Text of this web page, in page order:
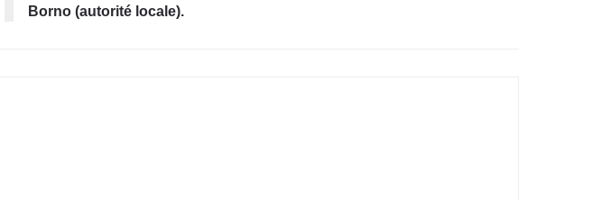
Borno (autorité locale).